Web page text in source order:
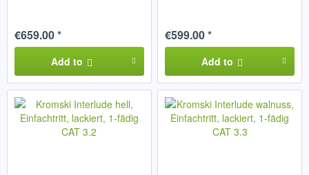
€659.00 *
Add to
€599.00 *
Add to